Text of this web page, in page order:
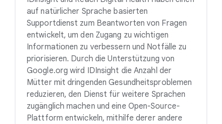
auf natürlicher Sprache basierten
Supportdienst zum Beantworten von Fragen
entwickelt, um den Zugang zu wichtigen
Informationen zu verbessern und Notfälle zu
priorisieren. Durch die Unterstützung von
Google.org wird IDInsight die Anzahl der
Mütter mit dringenden Gesundheitsproblemen
reduzieren, den Dienst für weitere Sprachen
zugänglich machen und eine Open-Source-
Plattform entwickeln, mithilfe derer andere